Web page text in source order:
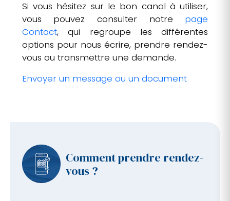
Si vous hésitez sur le bon canal à utiliser,
vous pouvez consulter notre page
Contact, qui regroupe les différentes
options pour nous écrire, prendre rendez-
vous ou transmettre une demande.
Envoyer un message ou un document
Comment prendre rendez-
vous ?